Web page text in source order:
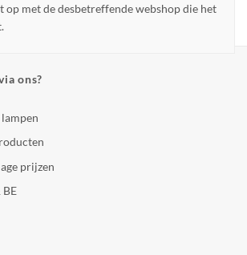
op met de desbetreffende webshop die het
ons?
prijzen